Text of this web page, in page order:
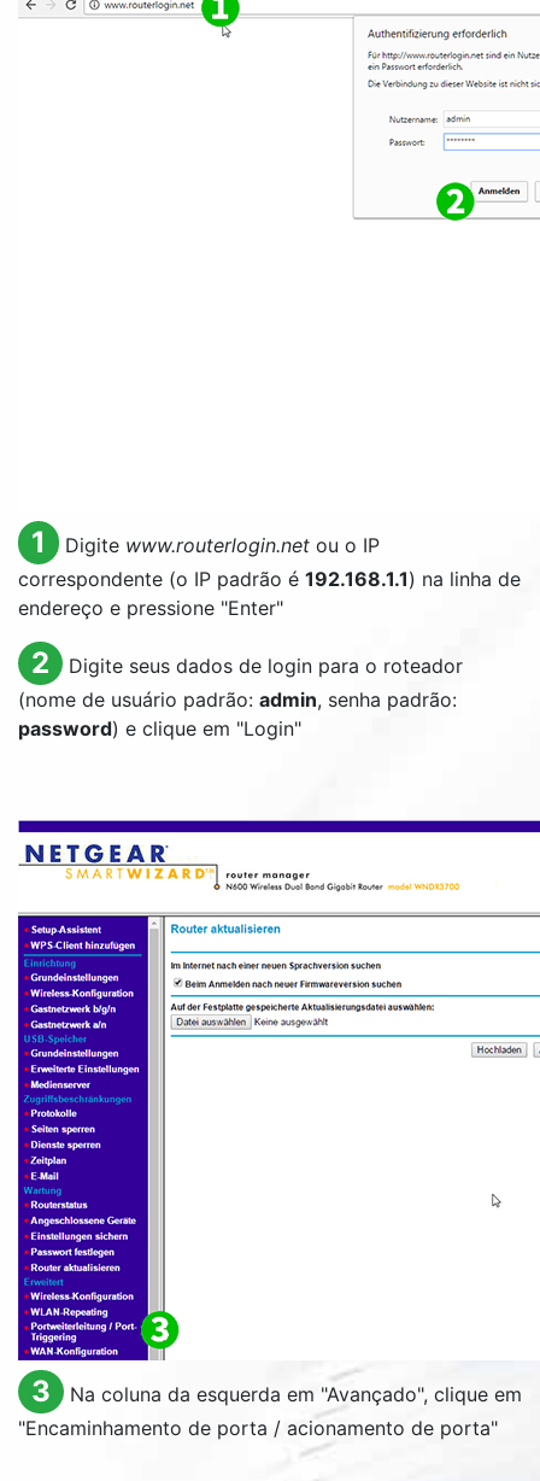
1 Digite www.routerlogin.netou o IP
correspondente (o IP padrão é 192.168.1.1) na linha de
endereço e pressione "Enter"
2
Digite seus dados de login para o roteador
(nome de usuário padrão: admin, senha padrão:
password) e clique em "Login"
3
Na coluna da esquerda em "Avançado", clique em
"Encaminhamento de porta / acionamento de porta"